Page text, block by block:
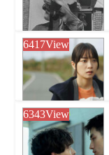
6417View
6343View